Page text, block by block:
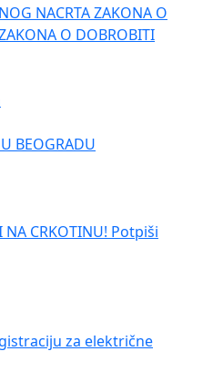
NACRTA ZAKONA O
O DOBROBITI
BEOGRADU
NA CRKOTINU! Potpiši
za električne